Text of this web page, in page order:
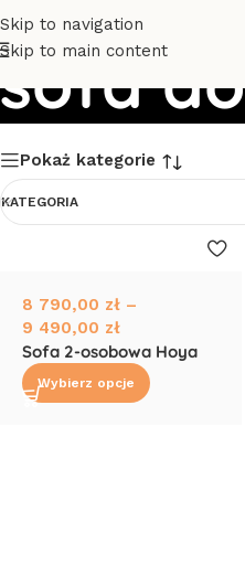
Skip to navigation
Skip to main content
sofa
Pokaż kategorie
KATEGORIA
8 790,00 zł –
9 490,00 zł
Sofa 2-osobowa Hoya
Wybierz opcje